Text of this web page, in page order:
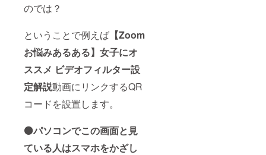
のでは？
ということで例えば 【Zoom
お悩みあるある】女子にオ
ススメ ビデオフィルター設
定解説動画にリンクするQR
コードを設置します。
⚫️パソコンでこの画面と見
ている人はスマホをかざし